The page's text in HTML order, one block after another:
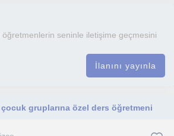
seninle iletişime geçmesini
İlanını yayınla
gruplarına özel ders öğretmeni